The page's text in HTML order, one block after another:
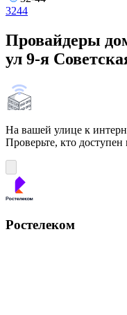
3244
Провайдеры
ул 9-я
На вашей улице к
Проверьте, кто
Ростелеком